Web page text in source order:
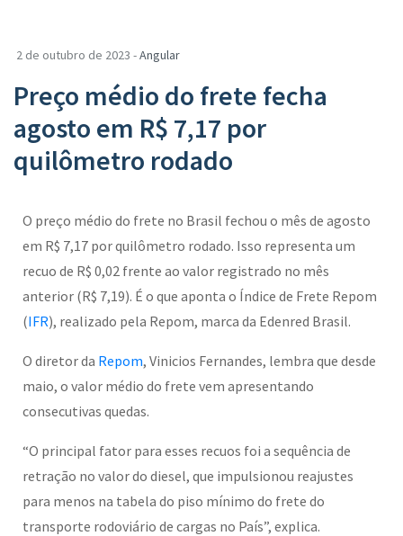
2 de outubro de 2023 -Angular
Preço médio do frete fecha
agosto em R$ 7,17 por
quilômetro rodado
O preço médio do frete no Brasil fechou o mês de agosto
em R$ 7,17 por quilômetro rodado. Isso representa um
recuo de R$ 0,02 frente ao valor registrado no mês
anterior (R$ 7,19). É o que aponta o Índice de Frete Repom
(IFR), realizado pela Repom, marca da Edenred Brasil.
O diretor da Repom, Vinicios Fernandes, lembra que desde
maio, o valor médio do frete vem apresentando
consecutivas quedas.
“O principal fator para esses recuos foi a sequência de
retração no valor do diesel, que impulsionou reajustes
para menos na tabela do piso mínimo do frete do
transporte rodoviário de cargas no País”, explica.